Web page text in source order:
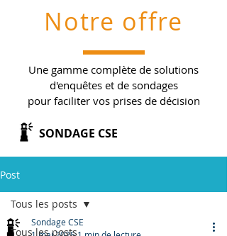
SONDAGE CSE
Notre offre
Une gamme complète de solutions
d'enquêtes et de sondages
pour faciliter vos prises de décision
Post
Tous les posts
Tous les posts
Sondage CSE